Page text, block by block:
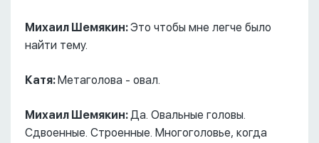
Михаил Шемякин:Это чтобы мне легче было
найти тему.
Катя: Метаголова - овал.
Михаил Шемякин:Да. Овальные головы.
Сдвоенные. Строенные. Многоголовье, когда